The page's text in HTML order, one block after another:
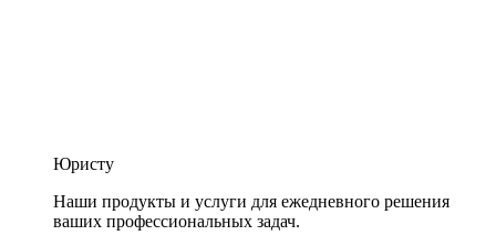
Юристу
Наши продукты и услуги для ежедневного решения
ваших профессиональных задач.